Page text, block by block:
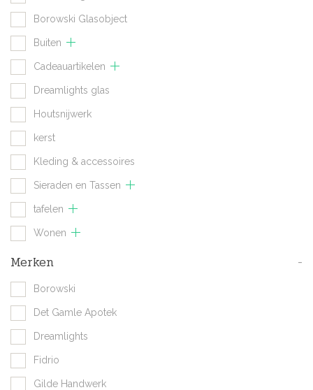
Borowski Glasobject
Buiten
Cadeauartikelen
Dreamlights glas
Houtsnijwerk
kerst
Kleding & accessoires
Sieraden en Tassen
tafelen
Wonen
Merken -
Borowski
Det Gamle Apotek
Dreamlights
Fidrio
Gilde Handwerk